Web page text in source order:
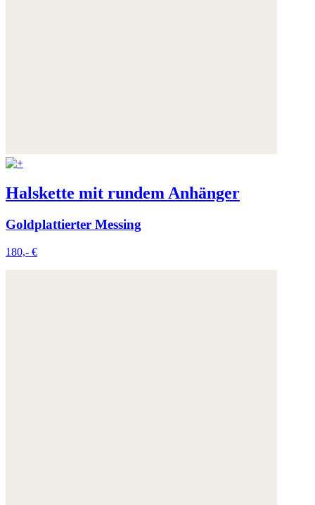
Halskette mit rundem Anhänger
Goldplattierter Messing
180,- €